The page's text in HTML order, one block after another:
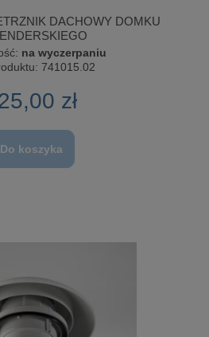
DACHOWY DOMKU
na wyczerpaniu
741015.02
zł
Do koszyka